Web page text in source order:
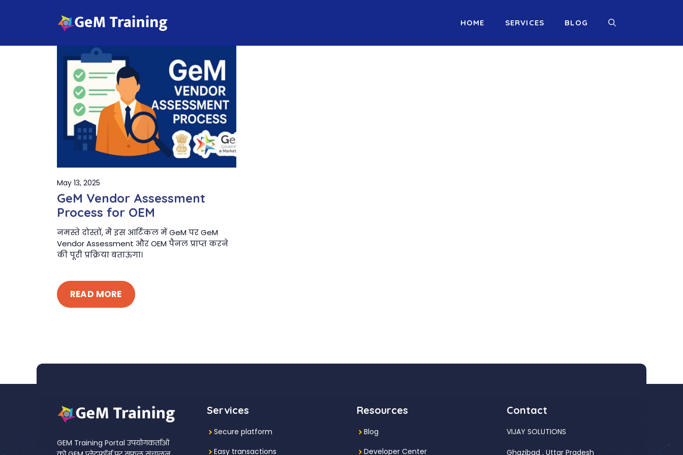
HOME SERVICES BLOG
May 13, 2025
GeM Vendor Assessment
Process for OEM
नमस्ते दोस्तों, मैं इस आर्टिकल में GeM पर GeM
Vendor Assessment और OEM पैनल प्राप्त करने
की पूरी प्रक्रिया बताऊंगा।
READ MORE
GEM Training Portal उपयोगकर्ताओं
Services
Secure platform
Easy transactions
Resources
Blog
Developer Center
Contact
VIJAY SOLUTIONS
Ghazibad , Uttar Pradesh